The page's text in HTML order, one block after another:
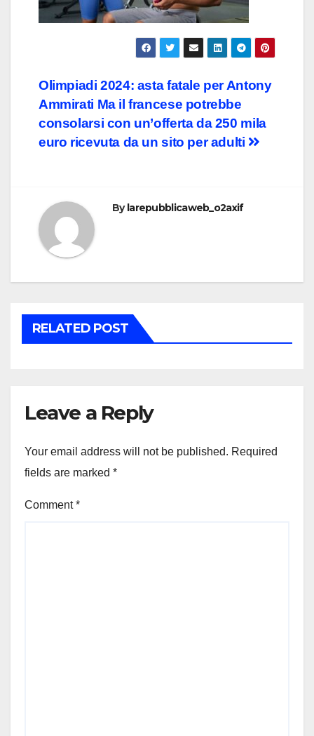
Post
navigation
Olimpiadi 2024: asta fatale per Antony
Ammirati Ma il francese potrebbe
consolarsi con un’offerta da 250 mila
euro ricevuta da un sito per adulti
By larepubblicaweb_o2axif
RELATED POST
Leave a Reply
Your email address will not be published. Required
fields are marked *
Comment*